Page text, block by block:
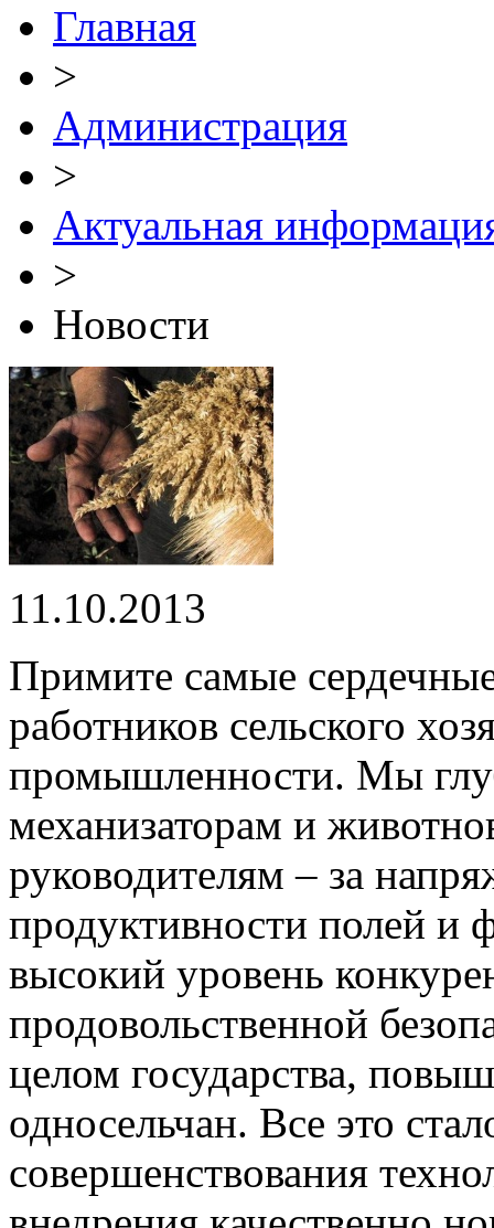
Главная
>
Администрация
>
Актуальная
>
Новости
11.10.2013
Примите самые
работников сельского
промышленности. Мы
механизаторам и
руководителям – за
продуктивности полей и
высокий уровень
продовольственной
целом государства,
односельчан. Все это
совершенствования